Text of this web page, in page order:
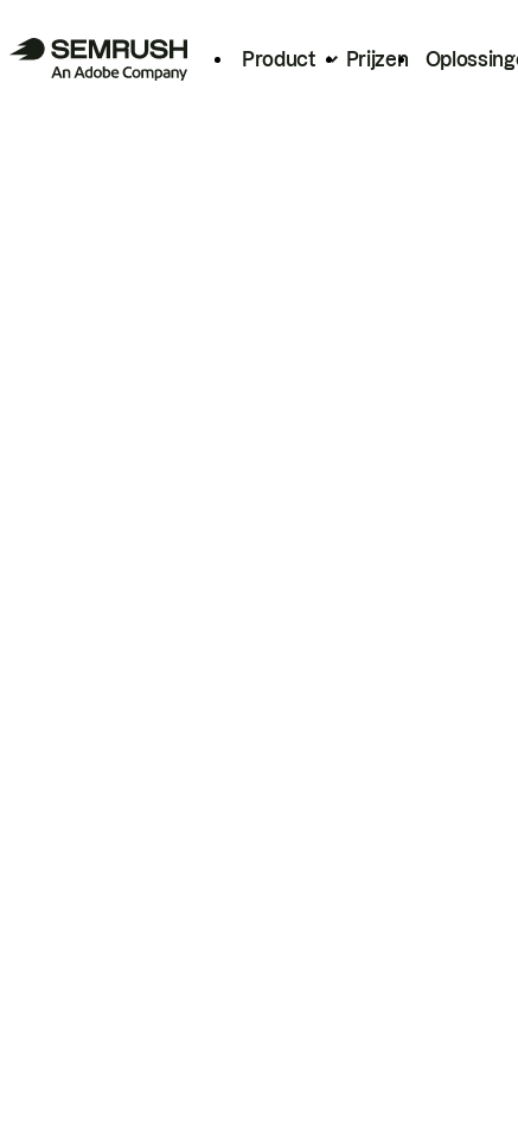
Product Prijzen